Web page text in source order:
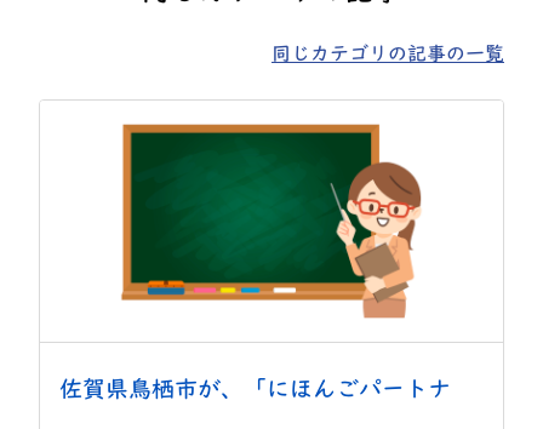
同じカテゴリの記事の一覧
佐賀県鳥栖市が、「にほんごパートナ